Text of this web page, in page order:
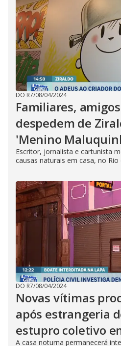
DO R7/08/04/2024
Familiares,
despedem de
'Menino
Escritor, jornalista e cartunista
causas naturais em casa, no Rio
DO R7/08/04/2024
Novas vítimas
após estrangeria
estupro coletivo
A casa noturna permanecerá